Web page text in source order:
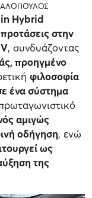
Hybrid
στην
, συνδυάζοντας
προηγμένο
φιλοσοφία
ένα σύστημα
αμιγώς
οδήγηση, ενώ
ως
της